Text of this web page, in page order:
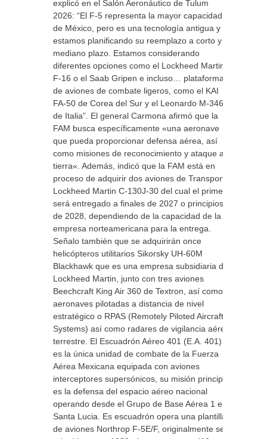
explicó en el Salón Aeronáutico de Tulum
2026: “El F-5 representa la mayor capacidad
de México, pero es una tecnología antigua y
estamos planificando su reemplazo a corto y
mediano plazo. Estamos considerando
diferentes opciones como el Lockheed Martin
F-16 o el Saab Gripen e incluso… plataformas
de aviones de combate ligeros, como el KAI
FA-50 de Corea del Sur y el Leonardo M-346
de Italia”. El general Carmona afirmó que la
FAM busca específicamente «una aeronave
que pueda proporcionar defensa aérea, así
como misiones de reconocimiento y ataque a
tierra«. Además, indicó que la FAM está en
proceso de adquirir dos aviones de Transporte
Lockheed Martin C-130J-30 del cual el primero
será entregado a finales de 2027 o principios
de 2028, dependiendo de la capacidad de la
empresa norteamericana para la entrega.
Señalo también que se adquirirán once
helicópteros utilitarios Sikorsky UH-60M
Blackhawk que es una empresa subsidiaria de
Lockheed Martin, junto con tres aviones
Beechcraft King Air 360 de Textron, así como
aeronaves pilotadas a distancia de nivel
estratégico o RPAS (Remotely Piloted Aircraft
Systems) así como radares de vigilancia aérea
terrestre. El Escuadrón Aéreo 401 (E.A. 401)
es la única unidad de combate de la Fuerza
Aérea Mexicana equipada con aviones
interceptores supersónicos, su misión principal
es la defensa del espacio aéreo nacional
operando desde el Grupo de Base Aérea 1 en
Santa Lucia. Es escuadrón opera una plantilla
de aviones Northrop F-5E/F, originalmente se